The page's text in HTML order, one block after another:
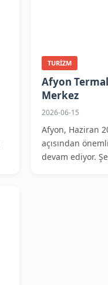
TURIZM
Afyon
Merkez
2026-06-15
Afyon, Haziran
açısından
devam ediyor.